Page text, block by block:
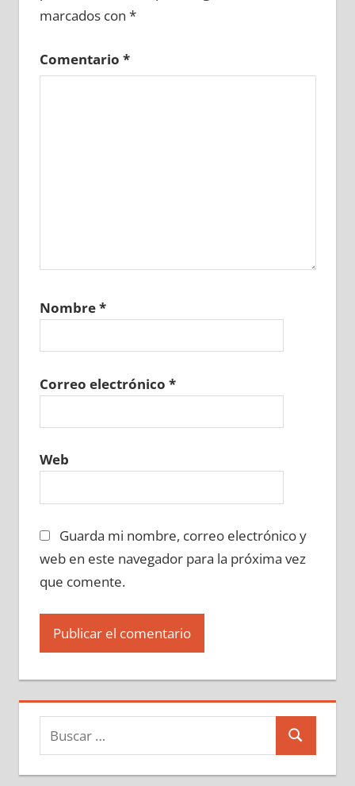
marcados con *
Comentario *
Nombre*
Correo electrónico *
Web
Guarda mi nombre, correo electrónico y
web en este navegador para la próxima vez
que comente.
Buscar